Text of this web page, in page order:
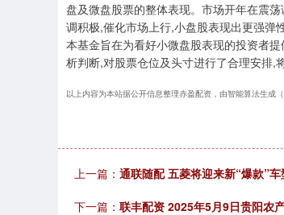
盘及微盘股票的整体表现。市场开年在震
调积极,催化市场上行,小盘股表现出更强弹
本基金旨在为看好小微盘股表现的投资者
析判断,对股票仓位及头寸进行了合理安排,
以上内容为本站据公开信息整理赤盈配资，由智能算法生成
上一篇： 通联随配 五菱将迎来新“爆款”
下一篇： 联丰配资 2025年5月9日贵阳农